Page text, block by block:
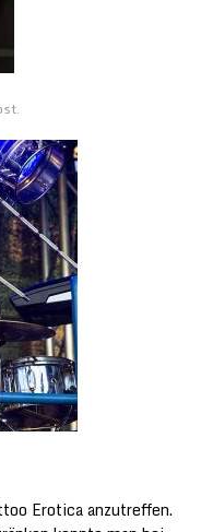
Erotica anzutreffen.